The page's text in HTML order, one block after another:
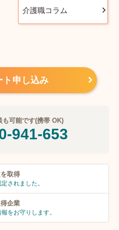
介護職コラム
ト申し込み
も可能です(携帯 OK)
941-653
取得
されました。
企業
報をお守りします。